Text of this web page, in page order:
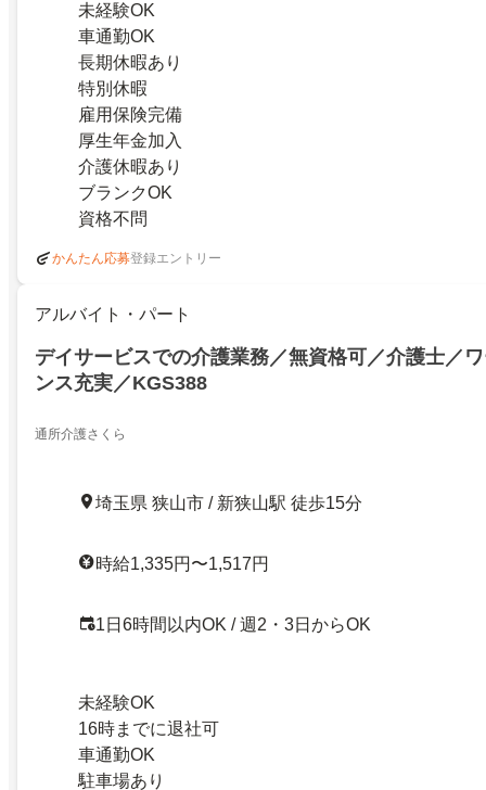
未経験OK
車通勤OK
長期休暇あり
特別休暇
雇用保険完備
厚生年金加入
介護休暇あり
ブランクOK
資格不問
かんたん応募登録エントリー
アルバイト・パート
デイサービスでの介護業務／無資格可／介護士／
ンス充実／KGS388
通所介護さくら
埼玉県 狭山市 / 新狭山駅 徒歩15分
時給1,335円〜1,517円
1日6時間以内OK / 週2・3日からOK
未経験OK
16時までに退社可
車通勤OK
駐車場あり